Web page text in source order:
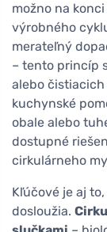
možno na
výrobného
merateľný
– tento princíp
alebo
kuchynské
obale alebo
dostupné
cirkulárneho
Kľúčové je aj
dosloužia.